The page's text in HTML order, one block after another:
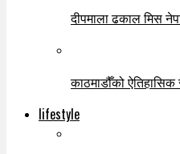
दीपमाला ढकाल मिस
काठमाडौँको ऐतिहासिक
lifestyle